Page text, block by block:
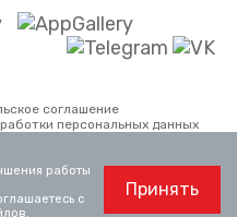
соглашение
персональных данных
Использование
на сайте,
со ссылкой на сайт.
сайт ОАО «РЖД»
работы
с
.
Принять